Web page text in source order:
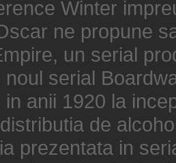
Winter
ne propune
un serial
noul serial
in anii 1920 la
de
prezentata in